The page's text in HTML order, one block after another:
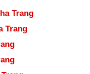
Trang
Trang